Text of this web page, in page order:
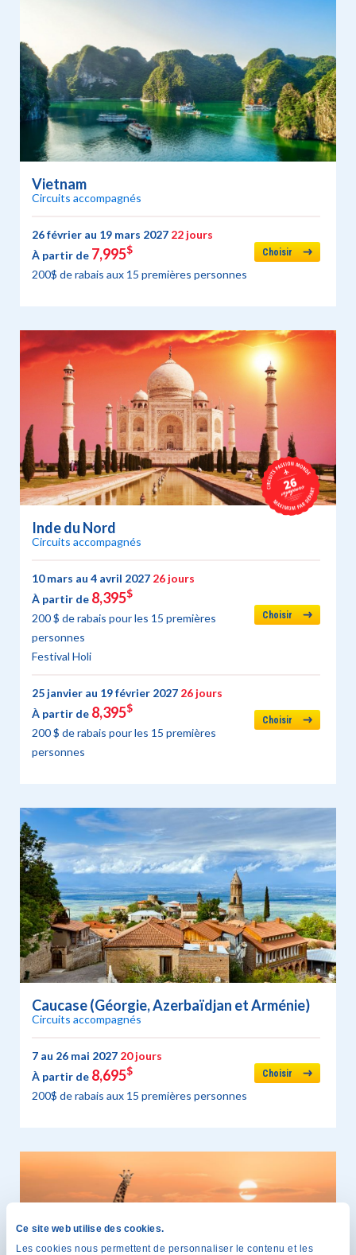
Ce site web utilise des cookies.
Les cookies nous permettent de personnaliser le contenu et les
Vietnam
Circuits accompagnés
26 février au 19 mars 2027 22 jours
À partir de 7,995$
200$ de rabais aux 15 premières personnes
Choisir
Inde du Nord
Circuits accompagnés
10 mars au 4 avril 2027 26 jours
À partir de 8,395$
200 $ de rabais pour les 15 premières
personnes
Festival Holi
Choisir
25 janvier au 19 février 2027 26 jours
À partir de 8,395$
200 $ de rabais pour les 15 premières
personnes
Choisir
Caucase (Géorgie, Azerbaïdjan et Arménie)
Circuits accompagnés
7 au 26 mai 2027 20 jours
À partir de 8,695$
200$ de rabais aux 15 premières personnes
Choisir